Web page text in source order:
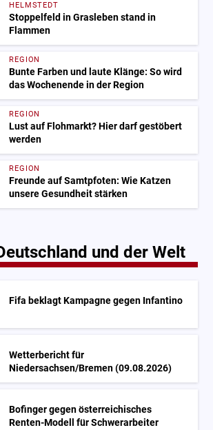
HELMSTEDT
Stoppelfeld in Grasleben stand in
Flammen
REGION
Bunte Farben und laute Klänge: So wird
das Wochenende in der Region
REGION
Lust auf Flohmarkt? Hier darf gestöbert
werden
REGION
Freunde auf Samtpfoten: Wie Katzen
unsere Gesundheit stärken
und der Welt
Fifa beklagt Kampagne gegen Infantino
Wetterbericht für
Niedersachsen/Bremen (09.08.2026)
Bofinger gegen österreichisches
Renten-Modell für Schwerarbeiter